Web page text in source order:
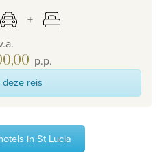
p.p.
deze reis
in St Lucia